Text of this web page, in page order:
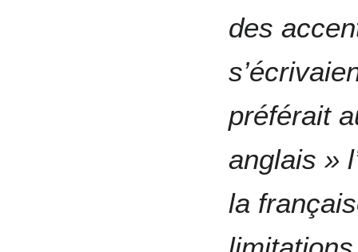
des
préférait
anglais »
la